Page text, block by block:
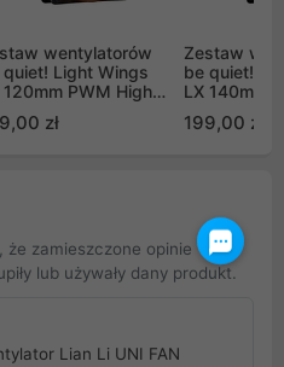
wentylatorów
quiet! Light Wings
120mm PWM High-
3 szt (BL124)
zł
Zestaw
be quiet!
LX 140mm
Speed 3
199,00 zł
że zamieszczone opinie
lub używały dany produkt.
Lian Li UNI FAN